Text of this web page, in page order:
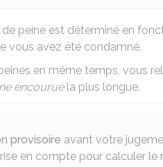
peine est déterminé en
vous avez été condamné.
en même temps, vous
encouruela plus longue.
provisoire avant votre
en compte pour calculer le